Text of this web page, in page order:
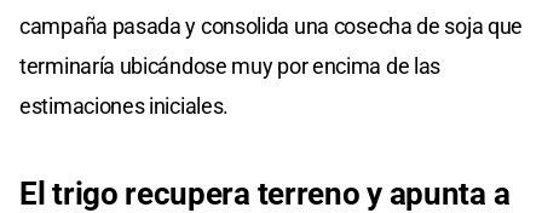
campaña pasada y consolida una cosecha de soja que
terminaría ubicándose muy por encima de las
estimaciones iniciales.
El trigo recupera terreno y apunta a